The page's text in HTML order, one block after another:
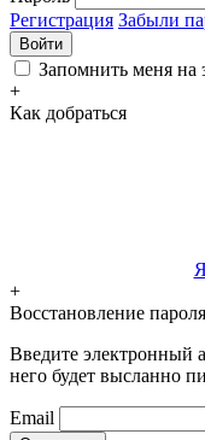
Регистрация Забыли
Войти
Запомнить меня на
+
Как добраться
+
Восстановление пароля
Введите электронный
него будет высланно
Email